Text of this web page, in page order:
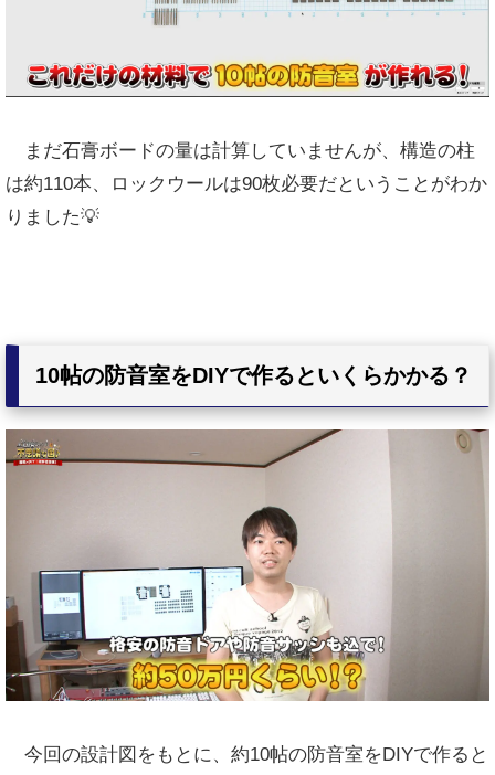
まだ石膏ボードの量は計算していませんが、構造の柱
は約110本、ロックウールは90枚必要だということがわか
りました💡
10帖の防音室をDIYで作るといくらかかる？
今回の設計図をもとに、約10帖の防音室をDIYで作ると